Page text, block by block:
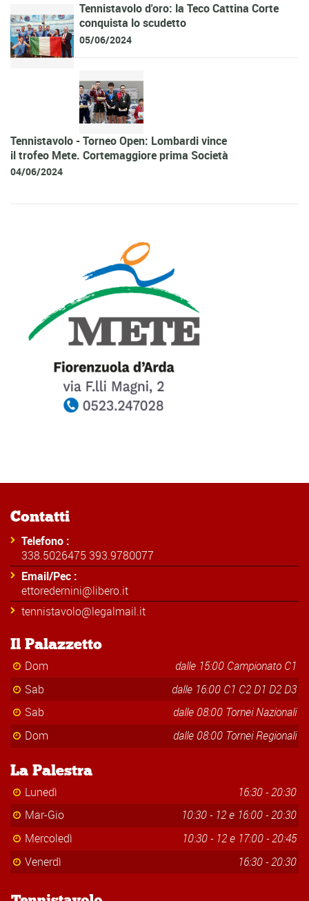
Tennistavolo d'oro: la Teco Cattina Corte
conquista lo scudetto
05/06/2024
Tennistavolo - Torneo Open: Lombardi vince
il trofeo Mete. Cortemaggiore prima Società
04/06/2024
Contatti
Telefono :
338.5026475 393.9780077
Email/Pec :
ettoredernini@libero.it
tennistavolo@legalmail.it
Il Palazzetto
Dom
dalle 15:00 Campionato C1
Sab
dalle 16:00 C1 C2 D1 D2 D3
Sab
dalle 08:00 Tornei Nazionali
Dom
dalle 08:00 Tornei Regionali
La Palestra
Lunedì
16:30 - 20:30
Mar-Gio
10:30 - 12 e 16:00 - 20:30
Mercoledì
10:30 - 12 e 17:00 - 20:45
Venerdì
16:30 - 20:30